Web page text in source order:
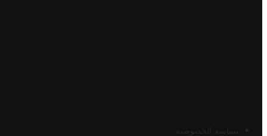
سياسة الخصوصية